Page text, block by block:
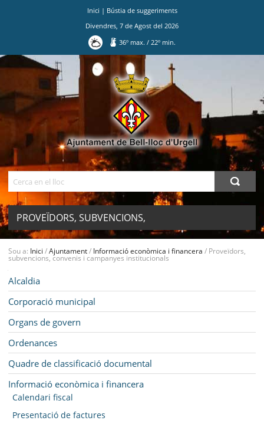
Inici | Bústia de suggeriments
Divendres 7 de Agost del 2026
36º max./ 22º min.
PROVEÏDORS, SUBVENCIONS,
CONVENIS I CAMPANYES
AJUNTAMENT
MUNICIPI
SEU ELECTRÒNICA
BELL-LLOC SOLUCIONA
Sou a: Inici /Ajuntament/ Informació econòmica i financera / Proveïdors,
subvencions, convenis i campanyes institucionals
Alcaldia
Corporació municipal
Organs de govern
Ordenances
Quadre de classificació documental
Informació econòmica i financera
Calendari fiscal
Presentació de factures